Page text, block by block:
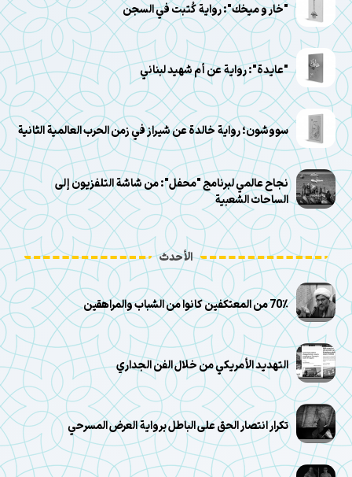
"خار و ميخك": رواية كُتبت في السجن
"عايدة": رواية عن أم شهيد لبناني
سووشون؛ رواية خالدة عن شيراز في زمن الحرب العالمية الثانية
نجاح عالمي لبرنامج "محفل": من شاشة التلفزيون إلى
الساحات الشعبية
الأحدث
70٪ من المعتكفين كانوا من الشباب والمراهقين
التهديد الأمريكي من خلال الفن الجداري
تكرار انتصار الحق على الباطل برواية العرض المسرحي